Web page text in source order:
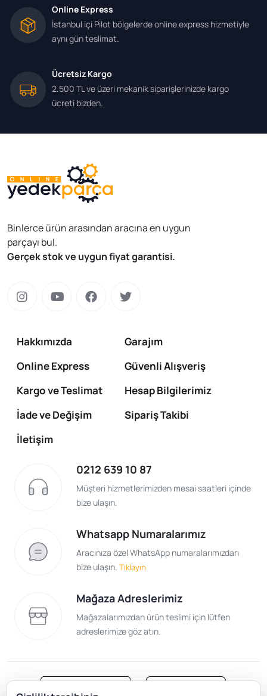
Online Express
İstanbul içi Pilot bölgelerde online express hizmetiyle
aynı gün teslimat.
Ücretsiz Kargo
2.500 TL ve üzeri mekanik siparişlerinizde kargo
ücreti bizden.
Binlerce ürün arasından aracına en uygun
parçayı bul.
Gerçek stok ve uygun fiyat garantisi.
Hakkımızda
Garajım
Online Express
Güvenli Alışveriş
Kargo ve Teslimat
Hesap Bilgilerimiz
İade ve Değişim
Sipariş Takibi
İletişim
0212 639 10 87
Müşteri hizmetlerimizden mesai saatleri içinde
bize ulaşın.
Whatsapp Numaralarımız
Aracınıza özel WhatsApp numaralarımızdan
bize ulaşın. Tıklayın
Mağaza Adreslerimiz
Mağazalarımızdan ürün teslimi için lütfen
adreslerimize göz atın.